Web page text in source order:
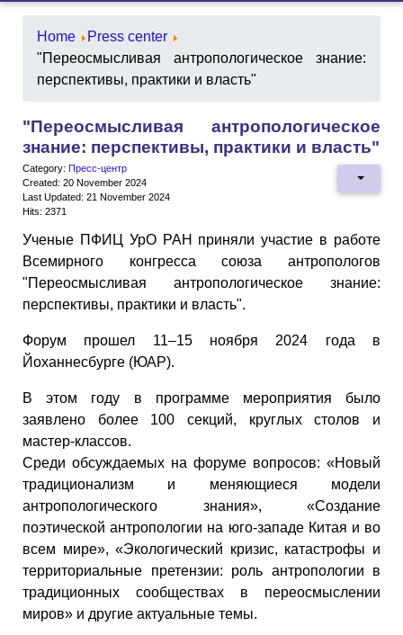
Home
Press center
"Переосмысливая антропологическое знание:
перспективы, практики и власть"
"Переосмысливая антропологическое
знание: перспективы, практики и власть"
Category: Пресс-центр
Created: 20 November 2024
Last Updated: 21 November 2024
Hits: 2371
Ученые ПФИЦ УрО РАН приняли участие в работе
Всемирного конгресса союза антропологов
"Переосмысливая антропологическое знание:
перспективы, практики и власть".
Форум прошел 11–15 ноября 2024 года в
Йоханнесбурге (ЮАР).
В этом году в программе мероприятия было
заявлено более 100 секций, круглых столов и
мастер-классов.
Среди обсуждаемых на форуме вопросов: «Новый
традиционализм и меняющиеся модели
антропологического знания», «Создание
поэтической антропологии на юго-западе Китая и во
всем мире», «Экологический кризис, катастрофы и
территориальные претензии: роль антропологии в
традиционных сообществах в переосмыслении
миров» и другие актуальные темы.